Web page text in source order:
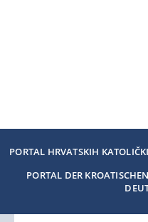
PORTAL HRVATSKIH
PORTAL DER